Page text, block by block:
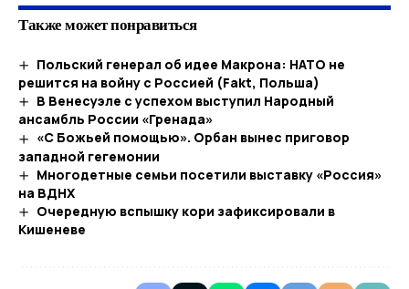
Также может понравиться
Польский генерал об идее Макрона: НАТО не
решится на войну с Россией (Fakt, Польша)
В Венесуэле с успехом выступил Народный
ансамбль России «Гренада»
«С Божьей помощью». Орбан вынес приговор
западной гегемонии
Многодетные семьи посетили выставку «Россия»
на ВДНХ
Очередную вспышку кори зафиксировали в
Кишеневе